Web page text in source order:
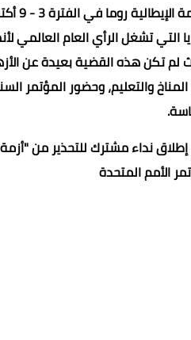
وأشار الأزهر الشريف -في تقرير عن حصاد عام كامل من
تشغل الرأي العام العالمي
لم تكن هذه القضية بعيدة عن
والتعليم، وحضور المؤتمر
إطلاق نداء مشترك للتحذير من
الأمم المتحدة